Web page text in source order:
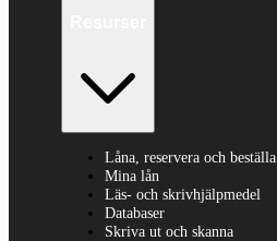
Låna, reservera och beställa
Mina lån
Läs- och skrivhjälpmedel
Databaser
Skriva ut och skanna